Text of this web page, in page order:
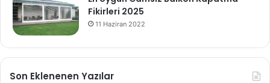
Fikirleri 2025
11 Haziran 2022
Son Eklenenen Yazılar